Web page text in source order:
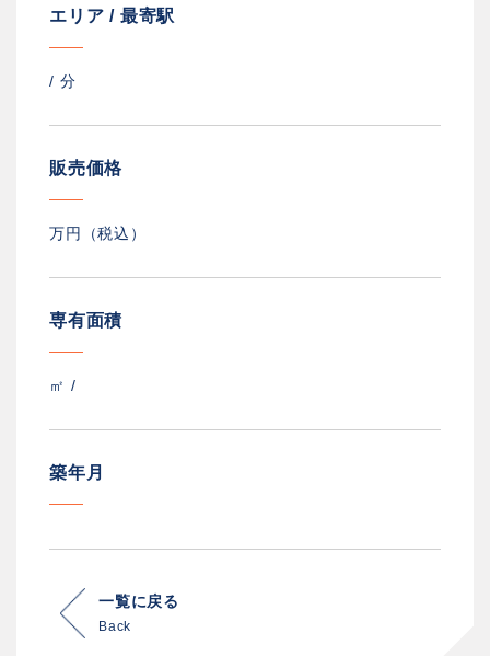
エリア / 最寄駅
/ 分
販売価格
万円（税込）
専有面積
㎡ /
築年月
一覧に戻る
Back